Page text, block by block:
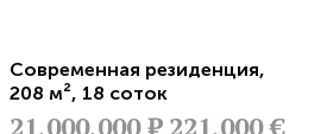
Современная резиденция,
208 м², 18 соток
21,000,000Р 221,000 €